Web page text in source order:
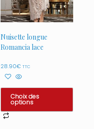
Nuisette longue
Romancia lace
28.90€ TTC
Choix des
options